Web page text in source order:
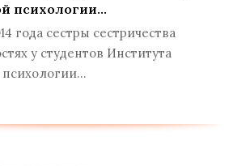
психологии…
года сестры сестричества
у студентов Института
психологии…